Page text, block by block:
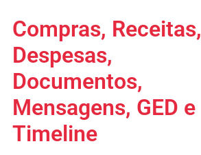
Compras, Receitas,
Despesas,
Documentos,
Mensagens, GED e
Timeline